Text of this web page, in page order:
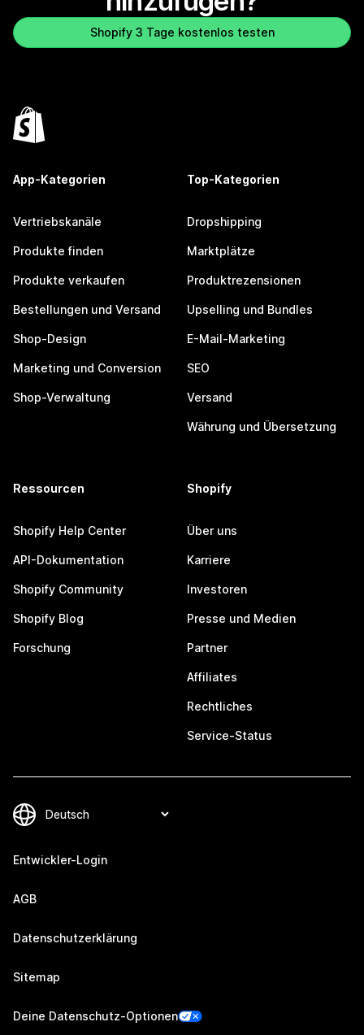
Shopify 3 Tage kostenlos testen
App-Kategorien
Vertriebskanäle
Produkte finden
Produkte verkaufen
Bestellungen und Versand
Shop-Design
Marketing und Conversion
Shop-Verwaltung
Top-Kategorien
Dropshipping
Marktplätze
Produktrezensionen
Upselling und Bundles
E-Mail-Marketing
SEO
Versand
Währung und Übersetzung
Ressourcen
Shopify Help Center
API-Dokumentation
Shopify Community
Shopify Blog
Forschung
Shopify
Über uns
Karriere
Investoren
Presse und Medien
Partner
Affiliates
Rechtliches
Service-Status
Entwickler-Login
AGB
Datenschutzerklärung
Sitemap
Deine Datenschutz-Optionen